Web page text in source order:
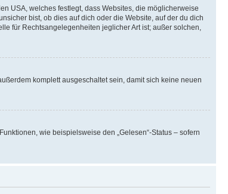
USA, welches festlegt, dass Websites, die möglicherweise
bist, ob dies auf dich oder die Website, auf der du dich
für Rechtsangelegenheiten jeglicher Art ist; außer solchen,
komplett ausgeschaltet sein, damit sich keine neuen
wie beispielsweise den „Gelesen“-Status – sofern